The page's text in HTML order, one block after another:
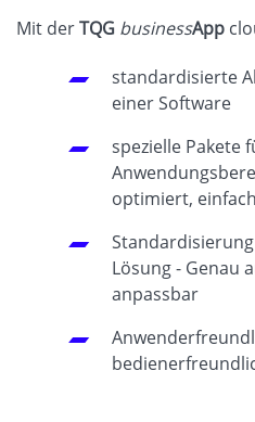
Mit derTQG businessApp
standardisierte
einer Software
spezielle Pakete
optimiert,
Lösung - Genau
anpassbar